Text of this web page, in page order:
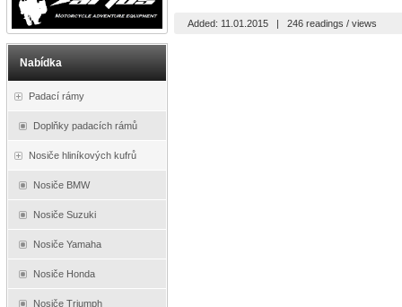
Nabídka
Padací rámy
Doplňky padacích rámů
Nosiče hliníkových kufrů
Nosiče BMW
Nosiče Suzuki
Nosiče Yamaha
Nosiče Honda
Nosiče Triumph
Added: 11.01.2015 |246 readings / views